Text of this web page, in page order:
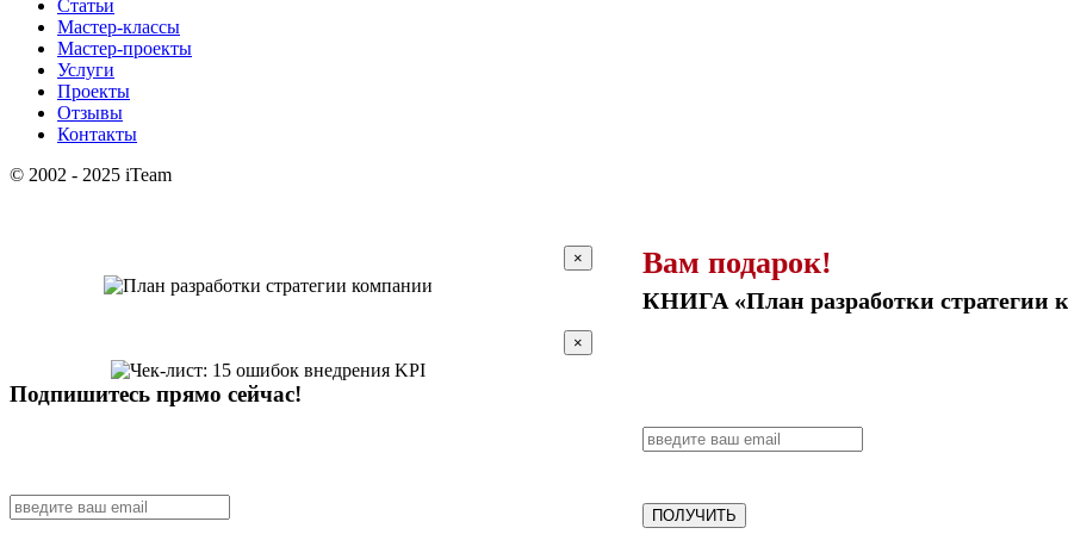
Статьи
Мастер-классы
Мастер-проекты
Услуги
Проекты
Отзывы
Контакты
© 2002 - 2025 iTeam
Вам подарок!
КНИГА «План разработки стратегии
ПОЛУЧИТЬ
×
×
Подпишитесь прямо сейчас!